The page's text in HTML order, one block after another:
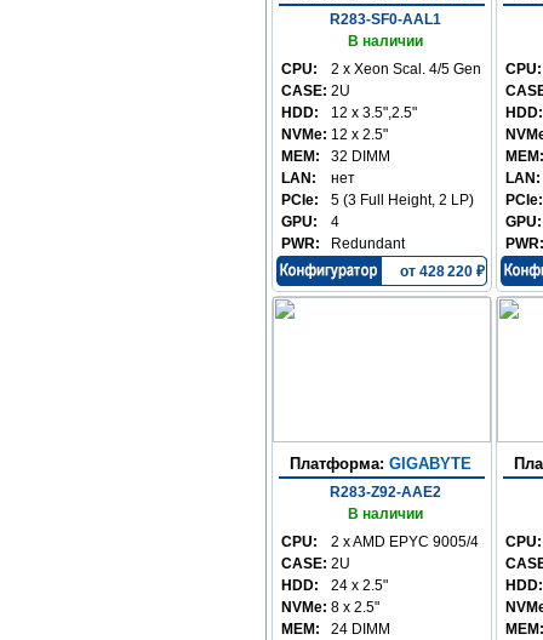
R283-SF0-AAL1
В наличии
CPU:
2 x Xeon Scal. 4/5 Gen
CASE: 2U
HDD:
12 x 3.5",2.5"
NVMe: 12 x 2.5"
MEM:
32 DIMM
LAN:
нет
PCIe:
5 (3 Full Height, 2 LP)
GPU:
4
PWR:
Redundant
от 428 220 ₽
CPU:
HDD:
MEM:
LAN:
PCIe:
GPU:
PWR:
Платформа: GIGABYTE
R283-Z92-AAE2
В наличии
CPU:
2 x AMD EPYC 9005/4
CASE: 2U
HDD:
24 x 2.5"
NVMe: 8 x 2.5"
MEM:
24 DIMM
CPU:
HDD:
MEM: